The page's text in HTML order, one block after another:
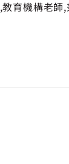
育機構老師